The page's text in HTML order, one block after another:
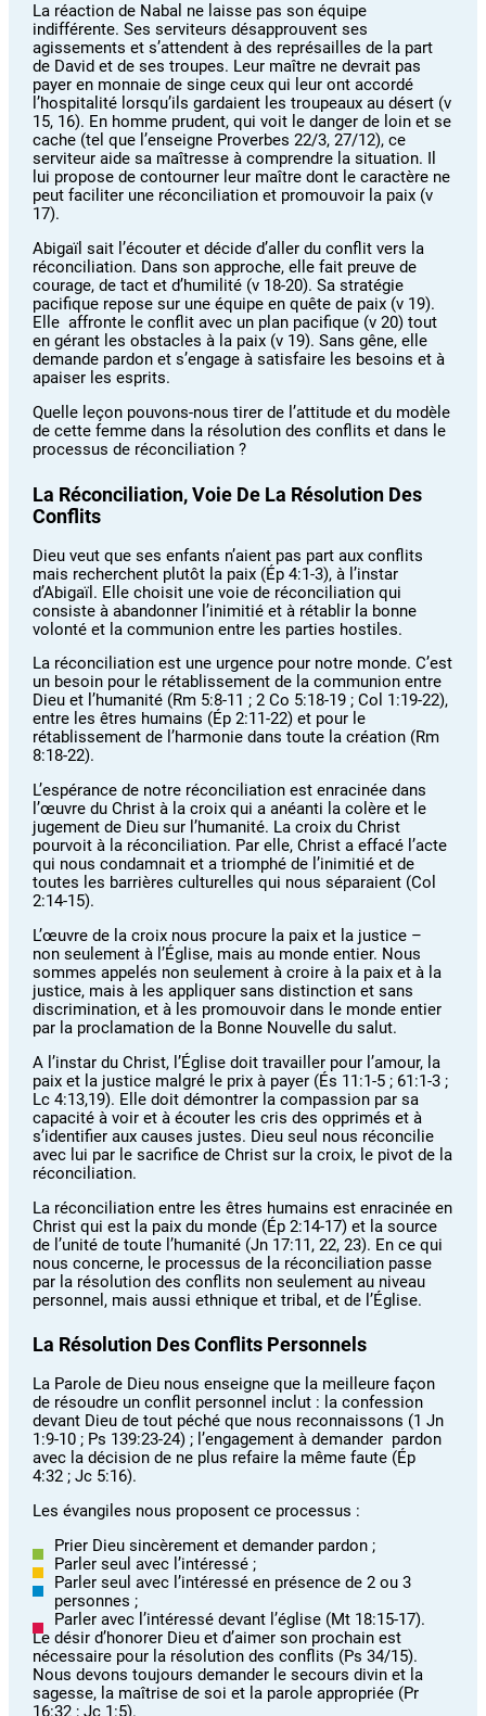
La réaction de Nabal ne laisse pas son équipe
indifférente. Ses serviteurs désapprouvent ses
agissements et s’attendent à des représailles de la part
de David et de ses troupes. Leur maître ne devrait pas
payer en monnaie de singe ceux qui leur ont accordé
l’hospitalité lorsqu’ils gardaient les troupeaux au désert (v
15, 16). En homme prudent, qui voit le danger de loin et se
cache (tel que l’enseigne Proverbes 22/3, 27/12), ce
serviteur aide sa maîtresse à comprendre la situation. Il
lui propose de contourner leur maître dont le caractère ne
peut faciliter une réconciliation et promouvoir la paix (v
17).
Abigaïl sait l’écouter et décide d’aller du conflit vers la
réconciliation. Dans son approche, elle fait preuve de
courage, de tact et d’humilité (v 18-20). Sa stratégie
pacifique repose sur une équipe en quête de paix (v 19).
Elle affronte le conflit avec un plan pacifique (v 20) tout
en gérant les obstacles à la paix (v 19). Sans gêne, elle
demande pardon et s’engage à satisfaire les besoins et à
apaiser les esprits.
Quelle leçon pouvons-nous tirer de l’attitude et du modèle
de cette femme dans la résolution des conflits et dans le
processus de réconciliation ?
La Réconciliation, Voie De La Résolution Des
Conflits
Dieu veut que ses enfants n’aient pas part aux conflits
mais recherchent plutôt la paix (Ép 4:1-3), à l’instar
d’Abigaïl. Elle choisit une voie de réconciliation qui
consiste à abandonner l’inimitié et à rétablir la bonne
volonté et la communion entre les parties hostiles.
La réconciliation est une urgence pour notre monde. C’est
un besoin pour le rétablissement de la communion entre
Dieu et l’humanité (Rm 5:8-11 ; 2 Co 5:18-19 ; Col 1:19-22),
entre les êtres humains (Ép 2:11-22) et pour le
rétablissement de l’harmonie dans toute la création (Rm
8:18-22).
L’espérance de notre réconciliation est enracinée dans
l’œuvre du Christ à la croix qui a anéanti la colère et le
jugement de Dieu sur l’humanité. La croix du Christ
pourvoit à la réconciliation. Par elle, Christ a effacé l’acte
qui nous condamnait et a triomphé de l’inimitié et de
toutes les barrières culturelles qui nous séparaient (Col
2:14-15).
L’œuvre de la croix nous procure la paix et la justice –
non seulement à l’Église, mais au monde entier. Nous
sommes appelés non seulement à croire à la paix et à la
justice, mais à les appliquer sans distinction et sans
discrimination, et à les promouvoir dans le monde entier
par la proclamation de la Bonne Nouvelle du salut.
A l’instar du Christ, l’Église doit travailler pour l’amour, la
paix et la justice malgré le prix à payer (És 11:1-5 ; 61:1-3 ;
Lc 4:13,19). Elle doit démontrer la compassion par sa
capacité à voir et à écouter les cris des opprimés et à
s’identifier aux causes justes. Dieu seul nous réconcilie
avec lui par le sacrifice de Christ sur la croix, le pivot de la
réconciliation.
La réconciliation entre les êtres humains est enracinée en
Christ qui est la paix du monde (Ép 2:14-17) et la source
de l’unité de toute l’humanité (Jn 17:11, 22, 23). En ce qui
nous concerne, le processus de la réconciliation passe
par la résolution des conflits non seulement au niveau
personnel, mais aussi ethnique et tribal, et de l’Église.
La Résolution Des Conflits Personnels
La Parole de Dieu nous enseigne que la meilleure façon
de résoudre un conflit personnel inclut : la confession
devant Dieu de tout péché que nous reconnaissons (1 Jn
1:9-10 ; Ps 139:23-24) ; l’engagement à demander pardon
avec la décision de ne plus refaire la même faute (Ép
4:32 ; Jc 5:16).
Les évangiles nous proposent ce processus :
Prier Dieu sincèrement et demander pardon ;
Parler seul avec l’intéressé ;
Parler seul avec l’intéressé en présence de 2 ou 3
personnes ;
Parler avec l’intéressé devant l’église (Mt 18:15-17).
Le désir d’honorer Dieu et d’aimer son prochain est
nécessaire pour la résolution des conflits (Ps 34/15).
Nous devons toujours demander le secours divin et la
sagesse, la maîtrise de soi et la parole appropriée (Pr
16:32 ; Jc 1:5).